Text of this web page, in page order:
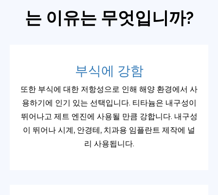
는 이유는 무엇입니까?
부식에 강함
또한 부식에 대한 저항성으로 인해 해양 환경에서 사
용하기에 인기 있는 선택입니다. 티타늄은 내구성이
뛰어나고 제트 엔진에 사용될 만큼 강합니다. 내구성
이 뛰어나 시계, 안경테, 치과용 임플란트 제작에 널
리 사용됩니다.